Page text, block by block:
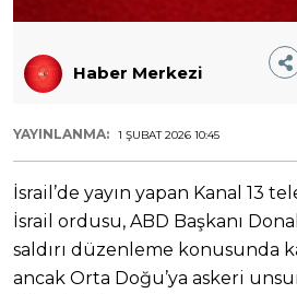
Haber Merkezi
YAYINLANMA: 1 ŞUBAT 2026 10:45
İsrail’de yayın yapan Kanal 13
İsrail ordusu, ABD Başkanı
saldırı düzenleme konusunda
ancak Orta Doğu’ya askeri